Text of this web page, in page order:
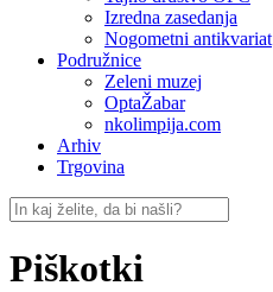
Izredna zasedanja
Nogometni antikvariat
Podružnice
Zeleni muzej
OptaŽabar
nkolimpija.com
Arhiv
Trgovina
Piškotki